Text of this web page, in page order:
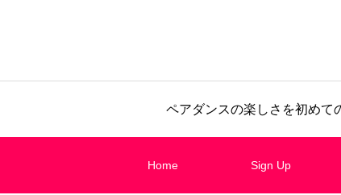
ペアダンスの楽しさを初めて
Home Sign Up